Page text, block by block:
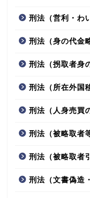
刑法（営利・わ
刑法（身の代金
刑法（拐取者身
刑法（所在外国
刑法（人身売買
刑法（被略取者
刑法（被略取者
刑法（文書偽造